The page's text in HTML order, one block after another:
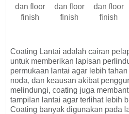
Coating Lantai adalah cairan
untuk memberikan lapisan
permukaan lantai agar lebih
noda, dan keausan akibat
melindungi, coating juga
tampilan lantai agar terlihat lebih
Coating banyak digunakan pada